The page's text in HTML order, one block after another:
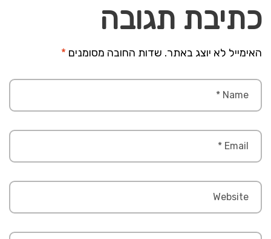
כתיבת תגובה
האימייל לא יוצג באתר. שדות החובה מסומנים *